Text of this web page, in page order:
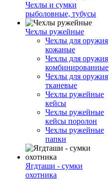
Чехлы и сумки
рыболовные, тубусы
Чехлы ружейные
Чехлы для оружия
кожаные
Чехлы для оружия
комбинированные
Чехлы для оружия
тканевые
Чехлы ружейные
кейсы
Чехлы ружейные
кейсы поролон
Чехлы ружейные
папки
Ягдташи - сумки
охотника